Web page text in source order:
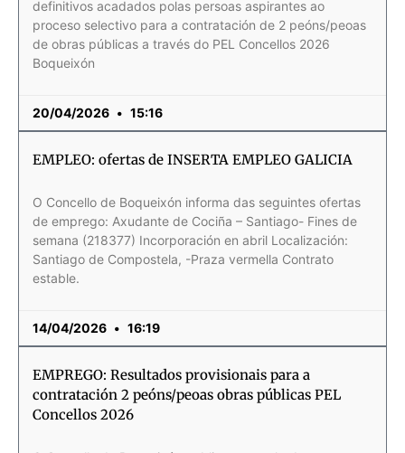
definitivos acadados polas persoas aspirantes ao
proceso selectivo para a contratación de 2 peóns/peoas
de obras públicas a través do PEL Concellos 2026
Boqueixón
20/04/2026 15:16
EMPLEO: ofertas de INSERTA EMPLEO GALICIA
O Concello de Boqueixón informa das seguintes ofertas
de emprego: Axudante de Cociña – Santiago- Fines de
semana (218377) Incorporación en abril Localización:
Santiago de Compostela, -Praza vermella Contrato
estable.
14/04/2026 16:19
EMPREGO: Resultados provisionais para a
contratación 2 peóns/peoas obras públicas PEL
Concellos 2026